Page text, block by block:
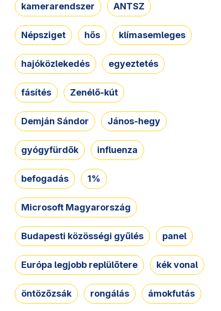
kamerarendszer ANTSZ
Népsziget hős klímasemleges
hajóközlekedés egyeztetés
fásítés Zenélő-kút
Demján Sándor János-hegy
gyógyfürdők influenza
befogadás 1%
Microsoft Magyarország
Budapesti közösségi gyűlés panel
Európa legjobb replülőtere kék vonal
öntözőzsák rongálás ámokfutás